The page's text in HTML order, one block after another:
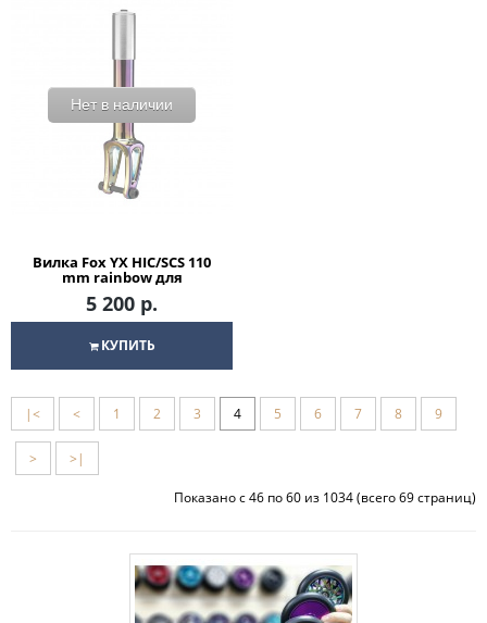
Нет в наличии
Вилка Fox YX HIC/SCS 110
mm rainbow для
трюкового самоката
5 200 р.
КУПИТЬ
|< < 1 2 3 4 5 6 7 8 9
> >|
Показано с 46 по 60 из 1034 (всего 69 страниц)